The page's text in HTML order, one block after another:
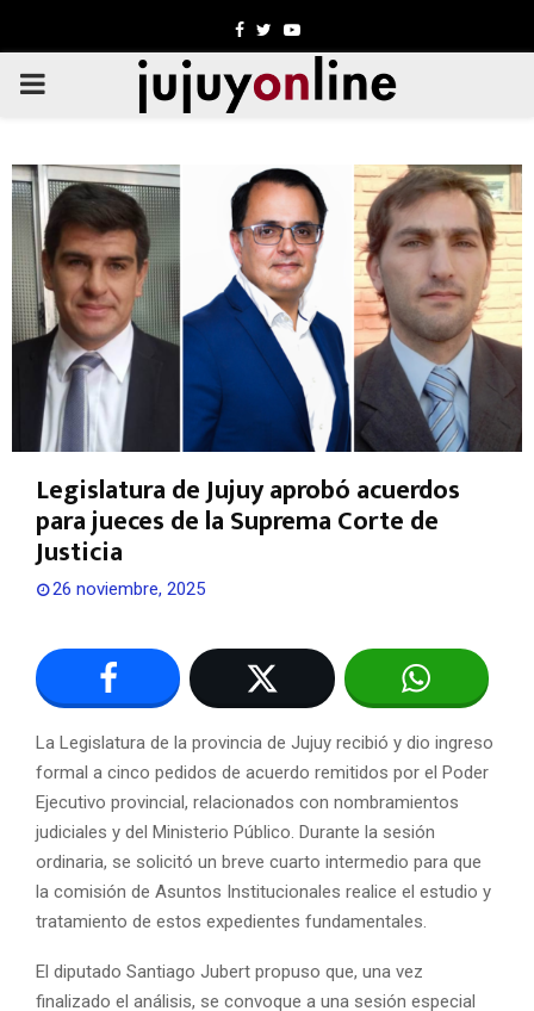
Facebook
TwitterYoutube
PRIMARY
Legislatura de Jujuy aprobó acuerdos
para jueces de la Suprema Corte de
Justicia
26 noviembre, 2025
La Legislatura de la provincia de Jujuy recibió y dio ingreso
formal a cinco pedidos de acuerdo remitidos por el Poder
Ejecutivo provincial, relacionados con nombramientos
judiciales y del Ministerio Público. Durante la sesión
ordinaria, se solicitó un breve cuarto intermedio para que
la comisión de Asuntos Institucionales realice el estudio y
tratamiento de estos expedientes fundamentales.
El diputado Santiago Jubert propuso que, una vez
finalizado el análisis, se convoque a una sesión especial